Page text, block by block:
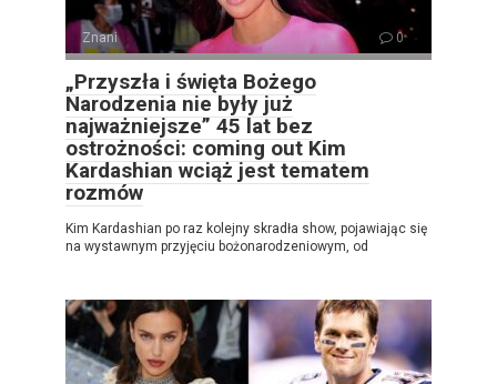
Znani 0
„Przyszła i święta Bożego
Narodzenia nie były już
najważniejsze” 45 lat bez
ostrożności: coming out Kim
Kardashian wciąż jest tematem
rozmów
Kim Kardashian po raz kolejny skradła show, pojawiając się
na wystawnym przyjęciu bożonarodzeniowym, od